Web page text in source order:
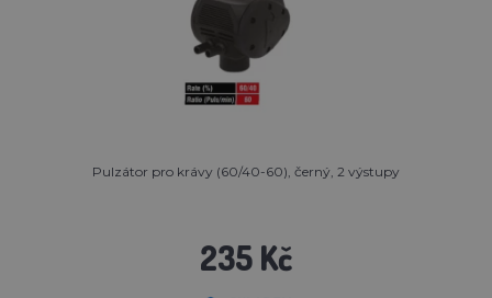
Pulzátor pro krávy (60/40-60), černý, 2 výstupy
235 Kč